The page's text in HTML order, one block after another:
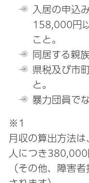
入居の申込
158,000円
こと。
同居する親
県税及び市
と。
暴力団員で
※1
月収の算出方法
人につき
（その他、障害